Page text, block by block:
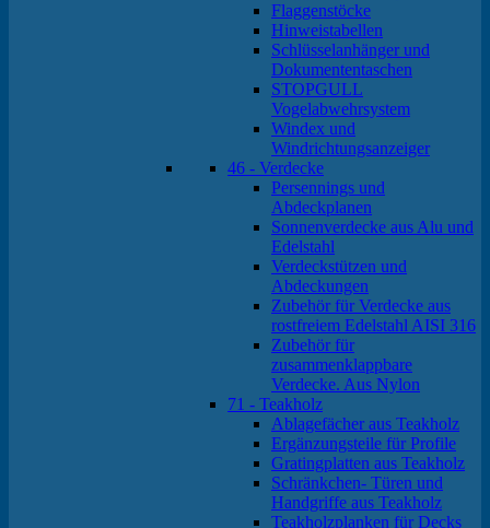
Flaggenstöcke
Hinweistabellen
Schlüsselanhänger und
Dokumententaschen
STOPGULL
Vogelabwehrsystem
Windex und
Windrichtungsanzeiger
46 - Verdecke
Persennings und
Abdeckplanen
Sonnenverdecke aus Alu und
Edelstahl
Verdeckstützen und
Abdeckungen
Zubehör für Verdecke aus
rostfreiem Edelstahl AISI 316
Zubehör für
zusammenklappbare
Verdecke. Aus Nylon
71 - Teakholz
Ablagefächer aus Teakholz
Ergänzungsteile für Profile
Gratingplatten aus Teakholz
Schränkchen- Türen und
Handgriffe aus Teakholz
Teakholzplanken für Decks